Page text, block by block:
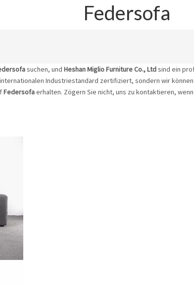
Federsofa
suchen, und Heshan Miglio Furniture Co., Ltdsind ein
Industriestandard zertifiziert, sondern wir
Federsofaerhalten. Zögern Sie nicht, uns zu kontaktieren, wenn